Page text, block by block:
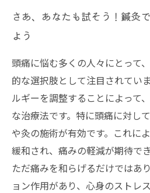
さあ、あなたも試そう！鍼灸
よう
頭痛に悩む多くの人々にとって
的な選択肢として注目されてい
ルギーを調整することによって
な治療法です。特に頭痛に対し
や灸の施術が有効です。これに
緩和され、痛みの軽減が期待で
ただ痛みを和らげるだけではあ
ョン作用があり、心身のストレ